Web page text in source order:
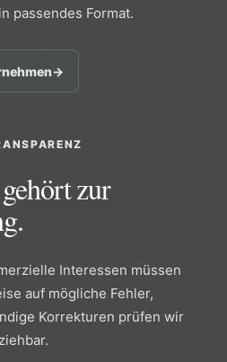
passendes Format.
→
zur
Interessen müssen
auf mögliche Fehler,
Korrekturen prüfen wir